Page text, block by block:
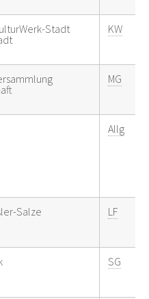
Stadt
KW
MG
Allg
Salze LF
SG